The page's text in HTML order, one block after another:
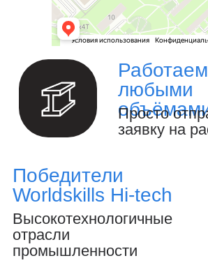
изделий любой сложности под ключ.
металлоконструкций.
Полный цикл обработки металла и
металлоизделий
Производство инженерных
расчётов и анализ конструкций.
конструкторской документации.
Осуществление авторского
надзора за реализацией проекта.